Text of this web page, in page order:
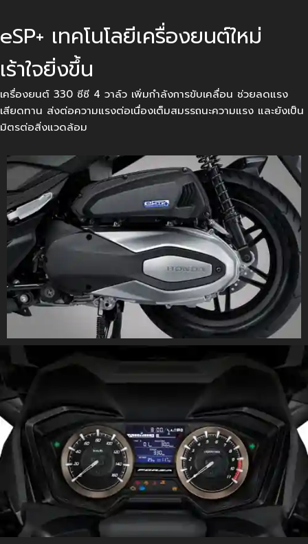
eSP+ เทคโนโลยีเครื่องยนต์ใหม่
เร้าใจยิ่งขึ้น
เครื่องยนต์ 330 ซีซี 4 วาล์ว เพิ่มกำลังการขับเคลื่อน ช่วยลดแรง
เสียดทาน ส่งต่อความแรงต่อเนื่องเต็มสมรรถนะความแรง และยังเป็น
มิตรต่อสิ่งแวดล้อม